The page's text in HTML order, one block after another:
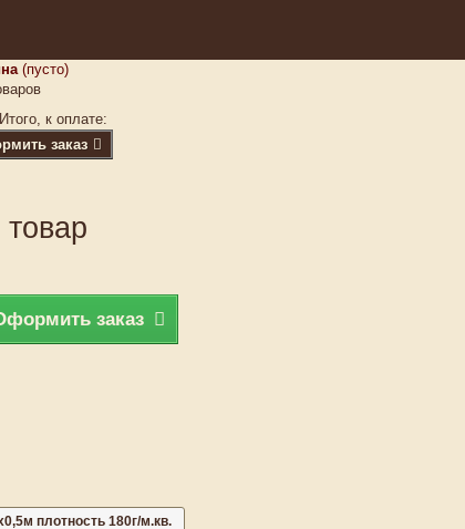
(пусто)
Итого, к оплате:
заказ
заказ
плотность 180г/м.кв.